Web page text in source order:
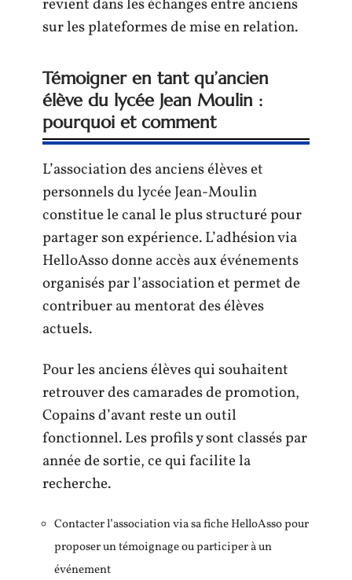
revient dans les échanges entre anciens
sur les plateformes de mise en relation.
Témoigner en tant qu’ancien
élève du lycée Jean Moulin :
pourquoi et comment
L’association des anciens élèves et
personnels du lycée Jean-Moulin
constitue le canal le plus structuré pour
partager son expérience. L’adhésion via
HelloAsso donne accès aux événements
organisés par l’association et permet de
contribuer au mentorat des élèves
actuels.
Pour les anciens élèves qui souhaitent
retrouver des camarades de promotion,
Copains d’avant reste un outil
fonctionnel. Les profils y sont classés par
année de sortie, ce qui facilite la
recherche.
Contacter l’association via sa fiche HelloAsso pour
proposer un témoignage ou participer à un
événement